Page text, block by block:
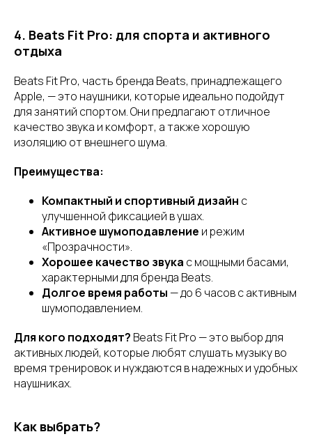
4. Beats Fit Pro: для спорта и активного
отдыха
Beats Fit Pro, часть бренда Beats, принадлежащего
Apple, — это наушники, которые идеально подойдут
для занятий спортом. Они предлагают отличное
качество звука и комфорт, а также хорошую
изоляцию от внешнего шума.
Преимущества:
Компактный и спортивный дизайн с
улучшенной фиксацией в ушах.
Активное шумоподавление и режим
«Прозрачности».
Хорошее качество звука с мощными басами,
характерными для бренда Beats.
Долгое время работы — до 6 часов с активным
шумоподавлением.
Для кого подходят? Beats Fit Pro — это выбор для
активных людей, которые любят слушать музыку во
время тренировок и нуждаются в надежных и удобных
наушниках.
Как выбрать?